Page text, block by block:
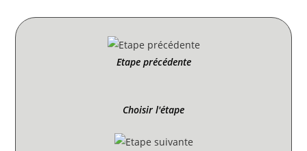
Etape précédente
Choisir l'étape